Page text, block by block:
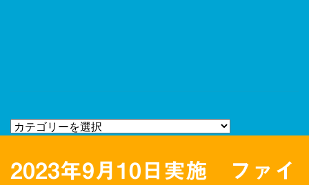
2023年9月10日実施 ファイ